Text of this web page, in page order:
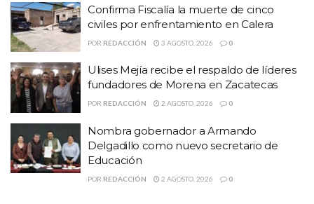
Reiteramos nuestro compromiso de acompañar y dar
seguimiento institucional a esta situación, privilegiando siempre
la integridad, los derechos y el bienestar de nuestra comunidad
estudiantil.
#Innovación #Compromiso #Inclusión
Temas:
#Libera la policía a estudiante de la UAZ detenida
Lo Mas Destacado
Confirma Fiscalía la muerte de cinco
civiles por enfrentamiento en Calera
POR REDACCIÓN 3 AGOSTO, 2026 0
Ulises Mejía recibe el respaldo de líderes
fundadores de Morena en Zacatecas
POR REDACCIÓN 2 AGOSTO, 2026 0
Nombra gobernador a Armando
Delgadillo como nuevo secretario de
Educación
POR REDACCIÓN 2 AGOSTO, 2026 0